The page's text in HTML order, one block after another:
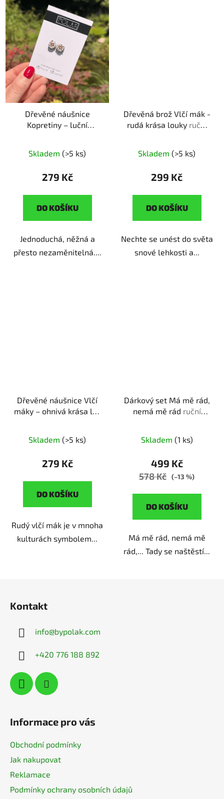
Dřevěné náušnice
Kopretiny – luční
milovnice květin
Skladem (>5 ks)
279 Kč
DO KOŠÍKU
Jednoduchá, něžná a
přesto nezaměnitelná....
Dřevěná brož Vlčí mák -
rudá krása louky ruční
Skladem (>5 ks)
299 Kč
DO KOŠÍKU
Nechte se unést do světa
snové lehkosti a...
Dřevěné náušnice Vlčí
máky – ohnivá krása luk
květin
Skladem (>5 ks)
279 Kč
DO KOŠÍKU
Rudý vlčí mák je v mnoha
kulturách symbolem...
Dárkový set Má mě rád,
nemá mě rád ruční
Skladem (1 ks)
499 Kč
578 Kč (–13 %)
DO KOŠÍKU
Má mě rád, nemá mě
rád,... Tady se naštěstí...
Kontakt
info@bypolak.com
+420 776 188 892
Informace pro vás
Obchodní podmínky
Jak nakupovat
Reklamace
Podmínky ochrany osobních údajů